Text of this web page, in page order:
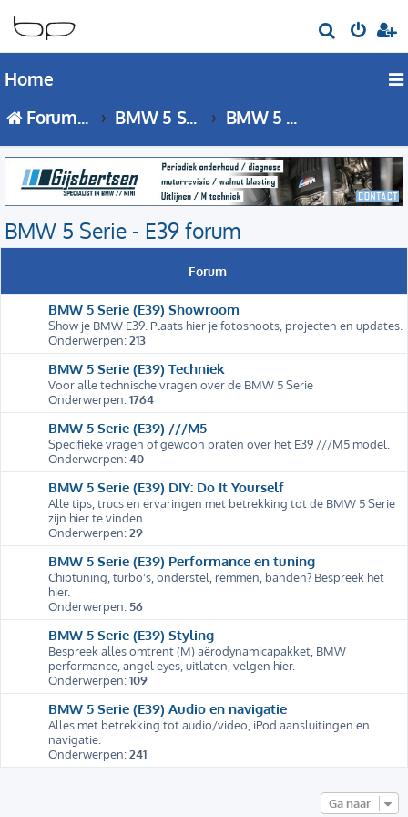
o
Home
Forumoverzicht
BMW 5 Serie BMW 5 Serie - E39 forum
BMW 5 Serie - E39 forum
Forum
BMW 5 Serie (E39) Showroom
Show je BMW E39. Plaats hier je fotoshoots, projecten en updates.
Onderwerpen:213
BMW 5 Serie (E39) Techniek
Voor alle technische vragen over de BMW 5 Serie
Onderwerpen:1764
BMW 5 Serie (E39) ///M5
Specifieke vragen of gewoon praten over het E39 ///M5 model.
Onderwerpen:40
BMW 5 Serie (E39) DIY: Do It Yourself
Alle tips, trucs en ervaringen met betrekking tot de BMW 5 Serie
zijn hier te vinden
Onderwerpen:29
BMW 5 Serie (E39) Performance en tuning
Chiptuning, turbo's, onderstel, remmen, banden? Bespreek het
hier.
Onderwerpen: 56
BMW 5 Serie (E39) Styling
Bespreek alles omtrent (M) aërodynamicapakket, BMW
performance, angel eyes, uitlaten, velgen hier.
Onderwerpen:109
BMW 5 Serie (E39) Audio en navigatie
Alles met betrekking tot audio/video, iPod aansluitingen en
navigatie.
Onderwerpen:241
Ga naar